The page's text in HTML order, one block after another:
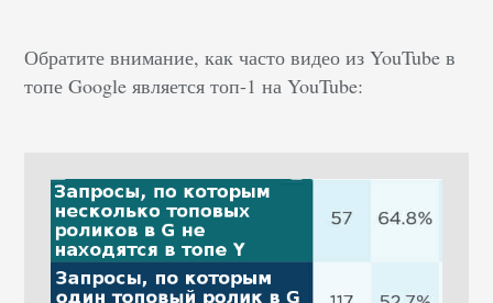
Обратите внимание, как часто видео из YouTube в
топе Google является топ-1 на YouTube: